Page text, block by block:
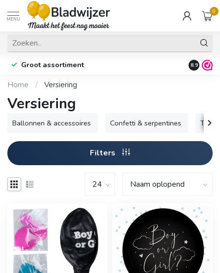
MENU
0
Groot assortiment Fysieke
8.9
Home / Versiering
Versiering
Ballonnen & accessoires Confetti & serpentines
Filters